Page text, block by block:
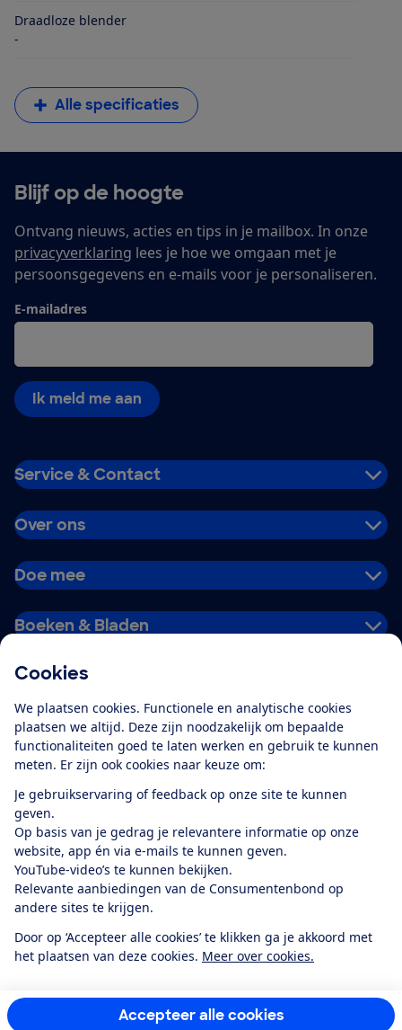
Cookies
We plaatsen cookies. Functionele en analytische cookies
plaatsen we altijd. Deze zijn noodzakelijk om bepaalde
functionaliteiten goed te laten werken en gebruik te kunnen
meten. Er zijn ook cookies naar keuze om:
Je gebruikservaring of feedback op onze site te kunnen
geven.
Op basis van je gedrag je relevantere informatie op onze
website, app én via e-mails te kunnen geven.
YouTube-video’s te kunnen bekijken.
Relevante aanbiedingen van de Consumentenbond op
andere sites te krijgen.
Door op ‘Accepteer alle cookies’ te klikken ga je akkoord met
het plaatsen van deze cookies. Meer over cookies.
Accepteer alle cookies
Draadloze blender
-
Alle specificaties
Blijf op de hoogte
Ontvang nieuws, acties en tips in je mailbox. In onze
privacyverklaring lees je hoe we omgaan met je
persoonsgegevens en e-mails voor je personaliseren.
E-mailadres
Ik meld me aan
Service & Contact
Over ons
Doe mee
Boeken & Bladen
Alles over de
app
Algemene Voorwaarden
Privacyverklaring
Cookiebeleid
Privacyvoorkeuren
Toegankelijkheid
RSS-feed nieuws
FacebookTwitterInstagram
YoutubeLinkedIn
12.901consumentenbeoordelen de Consumentenbondmet gemiddeld